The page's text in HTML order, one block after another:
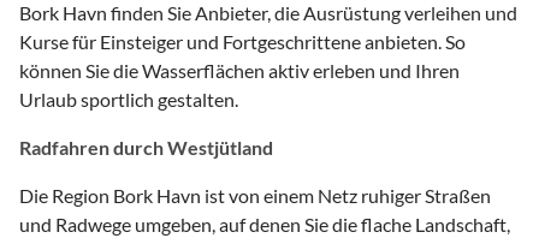
Bork Havn finden Sie Anbieter, die Ausrüstung verleihen und
Kurse für Einsteiger und Fortgeschrittene anbieten. So
können Sie die Wasserflächen aktiv erleben und Ihren
Urlaub sportlich gestalten.
Radfahren durch Westjütland
Die Region Bork Havn ist von einem Netz ruhiger Straßen
und Radwege umgeben, auf denen Sie die flache Landschaft,